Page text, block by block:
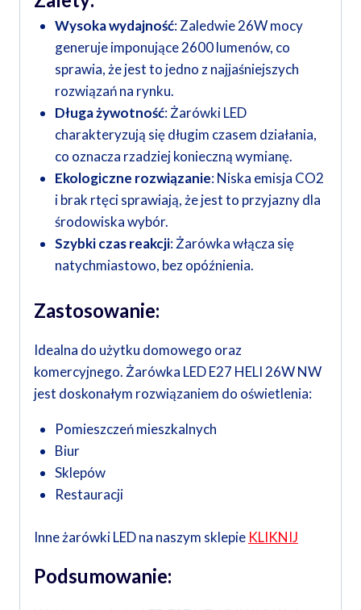
Wysoka wydajność: Zaledwie 26W mocy
generuje imponujące 2600 lumenów, co
sprawia, że jest to jedno z najjaśniejszych
rozwiązań na rynku.
Długa żywotność: Żarówki LED
charakteryzują się długim czasem działania,
co oznacza rzadziej konieczną wymianę.
Ekologiczne rozwiązanie: Niska emisja CO2
i brak rtęci sprawiają, że jest to przyjazny dla
środowiska wybór.
Szybki czas reakcji: Żarówka włącza się
natychmiastowo, bez opóźnienia.
Zastosowanie:
Idealna do użytku domowego oraz
komercyjnego. Żarówka LED E27 HELI 26W NW
jest doskonałym rozwiązaniem do oświetlenia:
Pomieszczeń mieszkalnych
Biur
Sklepów
Restauracji
Inne żarówki LED na naszym sklepie KLIKNIJ
Podsumowanie: